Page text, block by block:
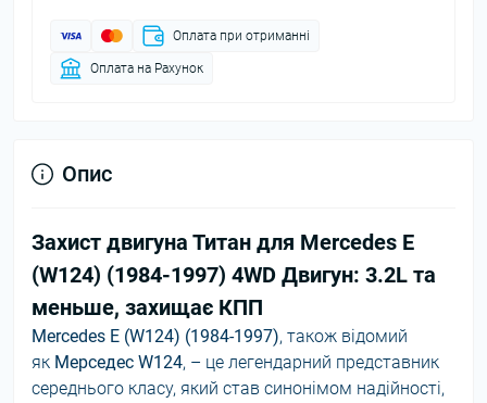
Оплата при отриманні
Оплата на Рахунок
Опис
Захист двигуна Титан для Mercedes E
(W124) (1984-1997) 4WD Двигун: 3.2L та
меньше, захищає КПП
Mercedes E (W124) (1984-1997), також відомий
як Мерседес W124, – це легендарний представник
середнього класу, який став синонімом надійності,